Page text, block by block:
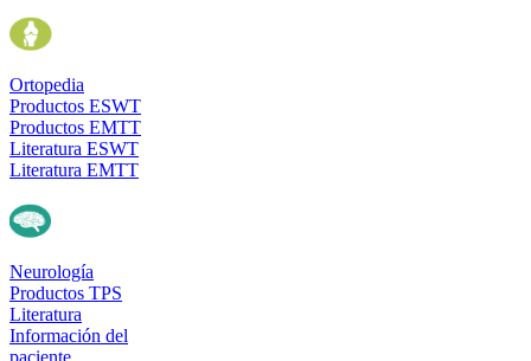
Ortopedia
Productos ESWT
Productos EMTT
Literatura ESWT
Literatura EMTT
Neurología
Productos TPS
Literatura
Información del
paciente